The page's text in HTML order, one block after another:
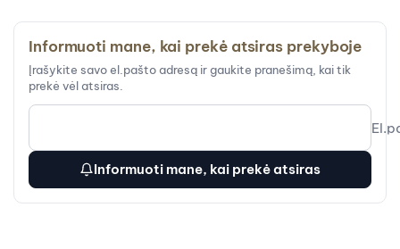
Informuoti mane, kai prekė atsiras prekyboje
Įrašykite savo el.pašto adresą ir gaukite pranešimą, kai tik
prekė vėl atsiras.
Informuoti mane, kai prekė atsiras